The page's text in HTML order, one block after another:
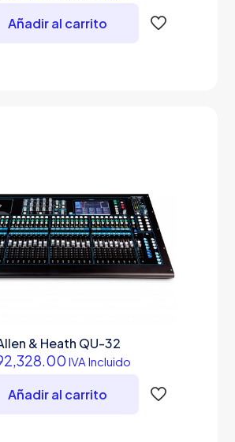
Añadir al carrito
& Heath QU-32
IVA Incluido
Añadir al carrito